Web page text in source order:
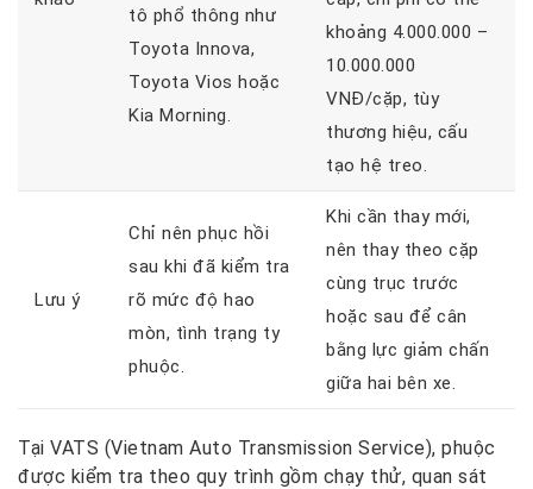
tô phổ thông như
Toyota Innova,
Toyota Vios hoặc
Kia Morning.
khoảng 4.000.000 –
10.000.000
VNĐ/cặp, tùy
thương hiệu, cấu
tạo hệ treo.
Lưu ý
Chỉ nên phục hồi
sau khi đã kiểm tra
rõ mức độ hao
mòn, tình trạng ty
phuộc.
Khi cần thay mới,
nên thay theo cặp
cùng trục trước
hoặc sau để cân
bằng lực giảm chấn
giữa hai bên xe.
Tại VATS (Vietnam Auto Transmission Service), phuộc
được kiểm tra theo quy trình gồm chạy thử, quan sát